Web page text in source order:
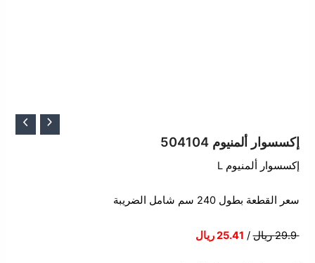
إكسسوار ألمنيوم 504104
إكسسوار ألمنيوم L
سعر القطعة بطول 240 سم شامل الضريبة
29.9 ريال / 25.41 ريال
الأصلي
29.90 ر.س.
الحالي